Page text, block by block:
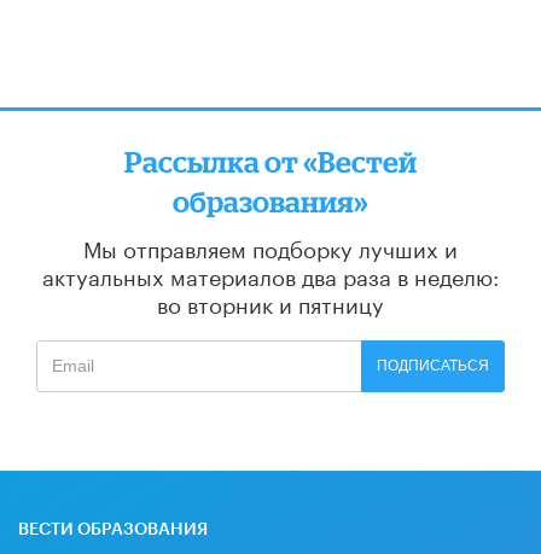
Рассылка от «Вестей
образования»
Мы отправляем подборку лучших и
актуальных материалов два раза в неделю:
во вторник и пятницу
ПОДПИСАТЬСЯ
ВЕСТИ ОБРАЗОВАНИЯ